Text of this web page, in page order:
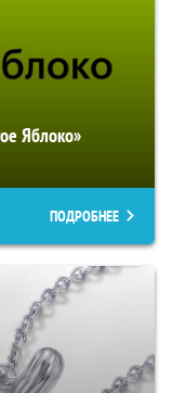
Яблоко»
ПОДРОБНЕЕ